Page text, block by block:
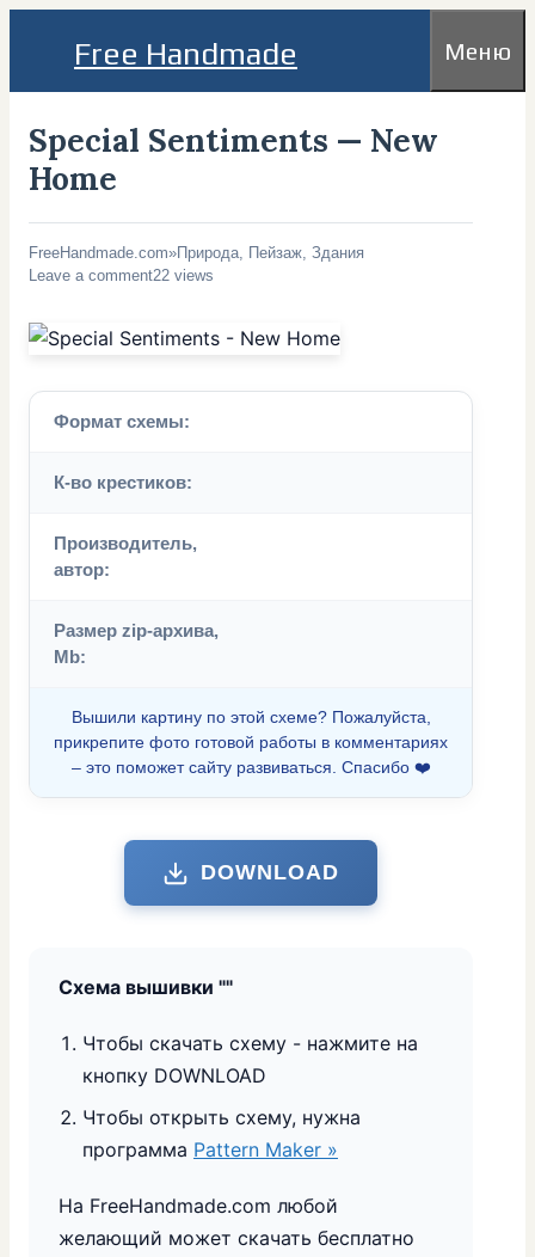
Free Handmade Меню
Special Sentiments — New
Home
FreeHandmade.com»Природа, Пейзаж, Здания
Leave a comment22 views
Формат схемы:
К-во крестиков:
Производитель,
автор:
Размер zip-архива,
Mb:
Вышили картину по этой схеме? Пожалуйста,
прикрепите фото готовой работы в комментариях
– это поможет сайту развиваться. Спасибо ❤️
DOWNLOAD
Схема вышивки ""
Чтобы скачать схему - нажмите на
кнопку DOWNLOAD
Чтобы открыть схему, нужна
программа Pattern Maker »
На FreeHandmade.com любой
желающий может скачать бесплатно